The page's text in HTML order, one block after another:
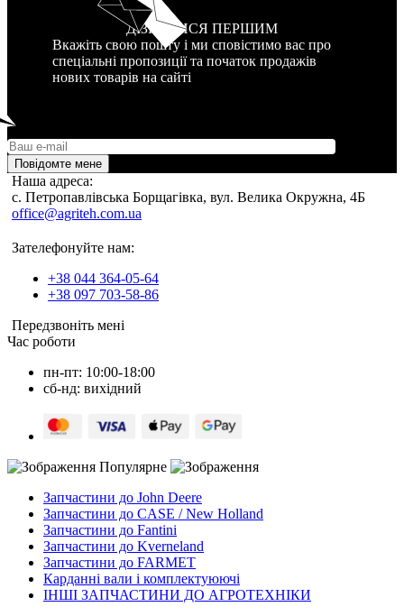
ДІЗНАТИСЯ ПЕРШИМ
Вкажіть свою пошту і ми сповістимо вас про
спеціальні пропозиції та початок продажів
нових товарів на сайті
Повідомте мене
Наша адреса:
c. Петропавлівська Борщагівка, вул. Велика Окружна, 4Б
office@agriteh.com.ua
Зателефонуйте нам:
+38 044 364-05-64
+38 097 703-58-86
Передзвоніть мені
Час роботи
пн-пт: 10:00-18:00
сб-нд: вихідний
Популярне
Запчастини до John Deere
Запчастини до CASE / New Holland
Запчастини до Fantini
Запчастини до Kverneland
Запчастини до FARMET
Карданні вали і комплектуюючі
ІНШІ ЗАПЧАСТИНИ ДО АГРОТЕХНІКИ